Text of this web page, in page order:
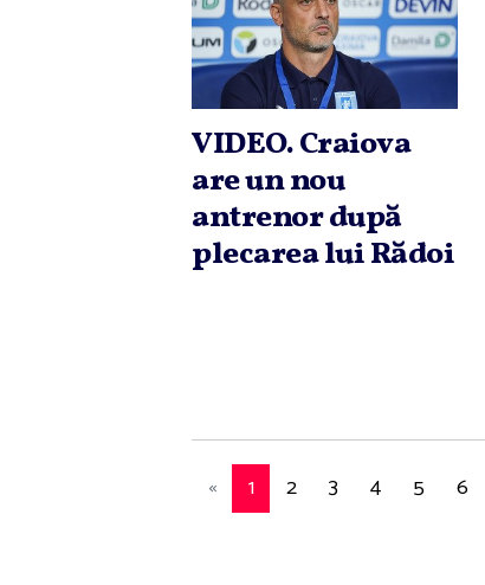
VIDEO. Craiova
are un nou
antrenor după
plecarea lui Rădoi
« 1 2 3 4 5 6